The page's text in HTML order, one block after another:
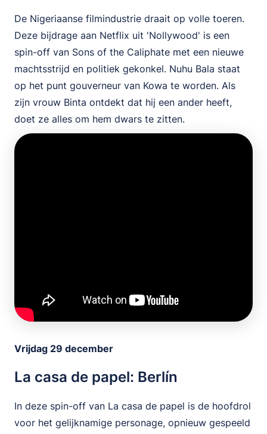
De Nigeriaanse filmindustrie draait op volle toeren.
Deze bijdrage aan Netflix uit 'Nollywood' is een
spin-off van Sons of the Caliphate met een nieuwe
machtsstrijd en politiek gekonkel. Nuhu Bala staat
op het punt gouverneur van Kowa te worden. Als
zijn vrouw Binta ontdekt dat hij een ander heeft,
doet ze alles om hem dwars te zitten.
Vrijdag 29 december
La casa de papel: Berlín
In deze spin-off van La casa de papel is de hoofdrol
voor het gelijknamige personage, opnieuw gespeeld